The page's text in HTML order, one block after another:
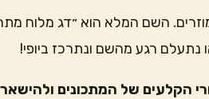
השם המלא הוא ״דג מלוח
נתעלם רגע מהשם ונתרכז ביופי!
הקלעים של המתכונים ולהישאר